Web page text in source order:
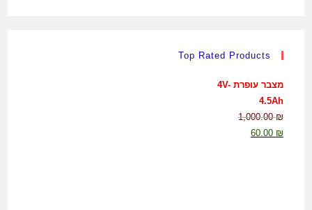
Top Rated Products
מצבר עופרת 4V-
4.5Ah
1,000.00₪
60.00 ₪